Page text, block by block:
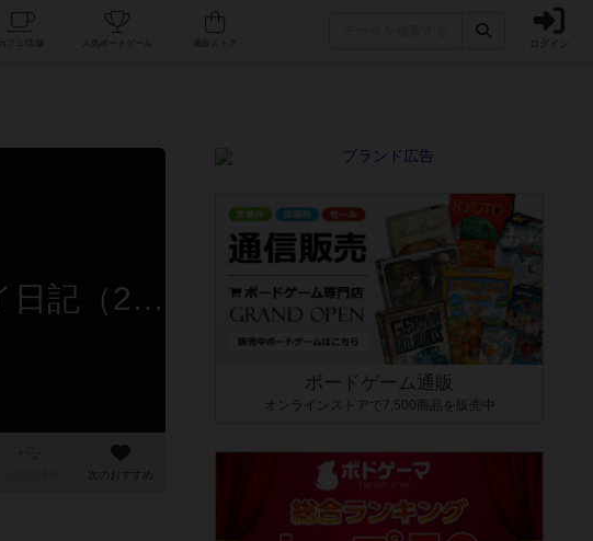
人気ボードゲーム ログイン
あまる、Ｄくん、Ｓくん、Ｋくん、Ｔくんのリプレイ日記（2026年7月8日）
次のおすすめ
ボードゲーム通販
オンラインストアで7,500商品を販売中